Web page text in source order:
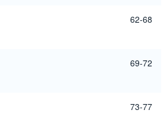
62-68
69-72
73-77